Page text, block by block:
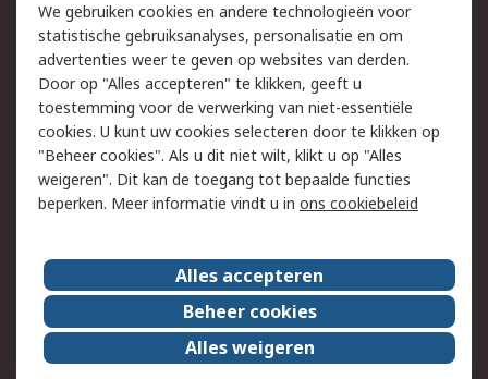
Track & Trace
Wettelijk
Cookiebeleid
Email veiligheid
Privacybeleid
Websitevoorwaarden
Algemene
verkoopvoorwaarden
Over RS
RS Group
Over ons
RS wereldwijd
Werken bij RS
ESG
We gebruiken cookies en andere technologieën voor
statistische gebruiksanalyses, personalisatie en om
advertenties weer te geven op websites van derden.
Door op "Alles accepteren" te klikken, geeft u
toestemming voor de verwerking van niet-essentiële
cookies. U kunt uw cookies selecteren door te klikken op
"Beheer cookies". Als u dit niet wilt, klikt u op "Alles
weigeren". Dit kan de toegang tot bepaalde functies
beperken. Meer informatie vindt u in ons cookiebeleid
Alles accepteren
Beheer cookies
Alles weigeren